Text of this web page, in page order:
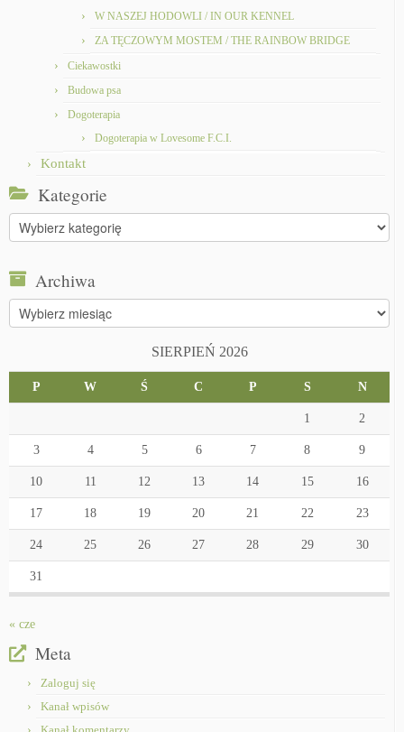
W NASZEJ HODOWLI / IN OUR KENNEL
ZA TĘCZOWYM MOSTEM / THE RAINBOW BRIDGE
Ciekawostki
Budowa psa
Dogoterapia
Dogoterapia w Lovesome F.C.I.
Kontakt
Kategorie
Kategorie
Archiwa
Archiwa
SIERPIEŃ 2026
P W Ś C P S N
1 2
3 4 5 6 7 8 9
10 11 12 13 14 15 16
17 18 19 20 21 22 23
24 25 26 27 28 29 30
31
« cze
Meta
Zaloguj się
Kanał wpisów